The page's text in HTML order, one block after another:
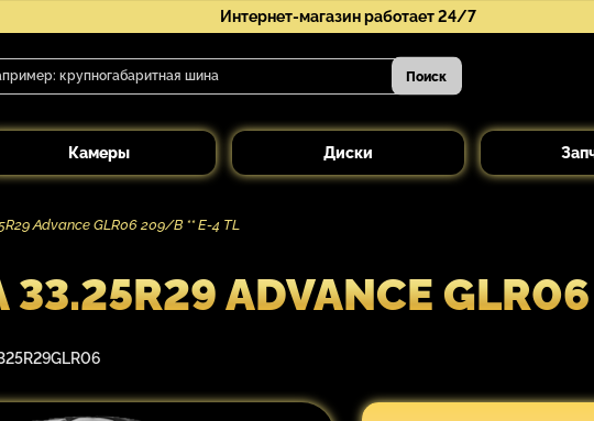
Интернет-магазин работает 24/7
Поиск
Камеры Диски
Advance GLR06 209/B ** E-4 TL
ADVANCE